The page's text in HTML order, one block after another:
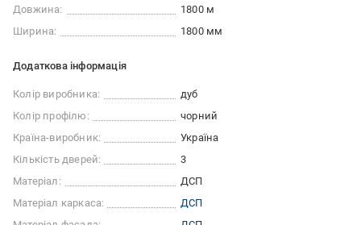
Довжина:
1800 м
Ширина:
1800 мм
Додаткова інформація
Колір виробника:
дуб
Колір профілю:
чорний
Країна-виробник:
Україна
Кількість дверей:
3
Матеріал:
ДСП
Матеріал каркаса:
ДСП